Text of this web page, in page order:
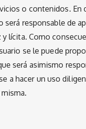
o contenidos. En
será responsable de
lícita. Como
se le puede
será asimismo
a hacer un uso